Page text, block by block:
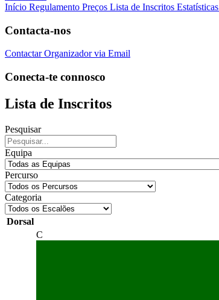
Início Regulamento Preços Lista de Inscritos Estatísticas
Contacta-nos
Contactar Organizador via Email
Conecta-te connosco
Lista de Inscritos
Pesquisar
Equipa
Percurso
Categoria
Dorsal
C